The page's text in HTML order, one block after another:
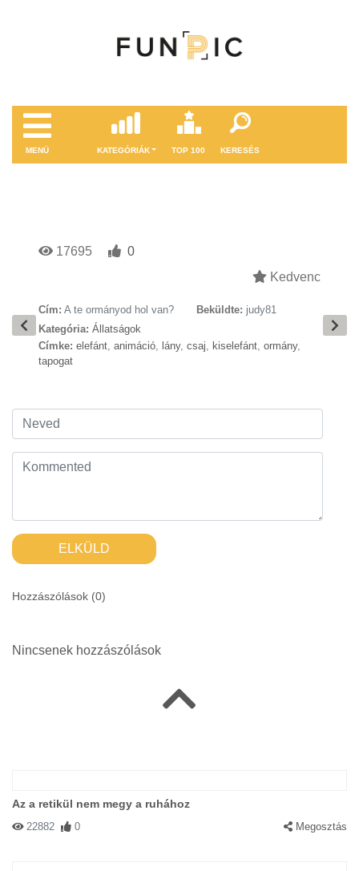
MENÜ KATEGÓRIÁK TOP 100 KERESÉS
17695
0
Kedvenc
Cím: A te ormányod hol van? Beküldte: judy81
Kategória: Állatságok
Címke: elefánt, animáció, lány, csaj, kiselefánt, ormány,
tapogat
ELKÜLD
Hozzászólások (0)
Nincsenek hozzászólások
Az a retikül nem megy a ruhához
22882 0 Megosztás